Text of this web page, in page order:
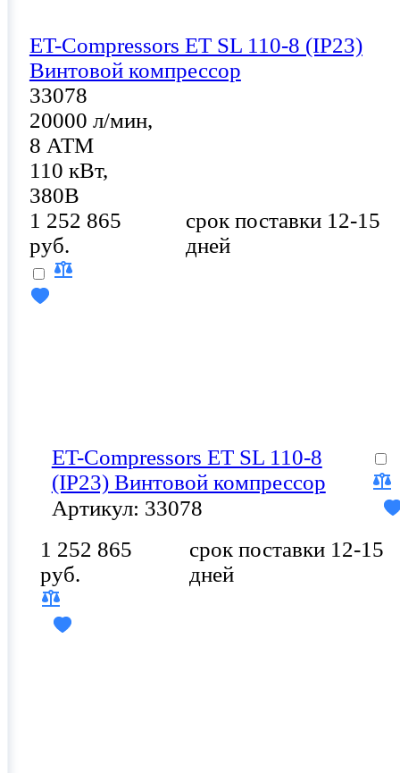
ET-Compressors ET SL 110-8 (IP23)
Винтовой компрессор
33078
20000 л/мин,
8 АТМ
110 кВт,
380В
1 252 865
руб.
срок поставки 12-15
дней
ET-Compressors ET SL 110-8
(IP23) Винтовой компрессор
Артикул: 33078
1 252 865
руб.
срок поставки 12-15
дней